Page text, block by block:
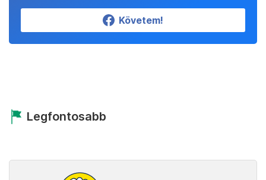
Követem!
Legfontosabb